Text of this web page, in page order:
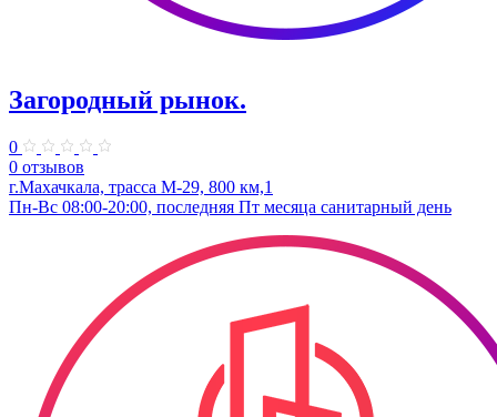
Загородный рынок.
0
0 отзывов
г.Махачкала, трасса М-29, 800 км,1
Пн-Вс 08:00-20:00, последняя Пт месяца санитарный день